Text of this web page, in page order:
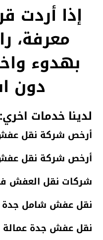
إذا أردت
معرفة،
بهدوء
دون
لدينا خدمات اخري:
أرخص شركة نقل
أرخص شركة نقل
شركات نقل العفش
نقل عفش شامل جدة
نقل عفش جدة عمالة